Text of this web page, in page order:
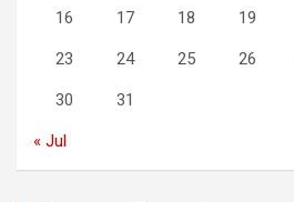
16 17 18 19
23 24 25 26
30 31
« Jul